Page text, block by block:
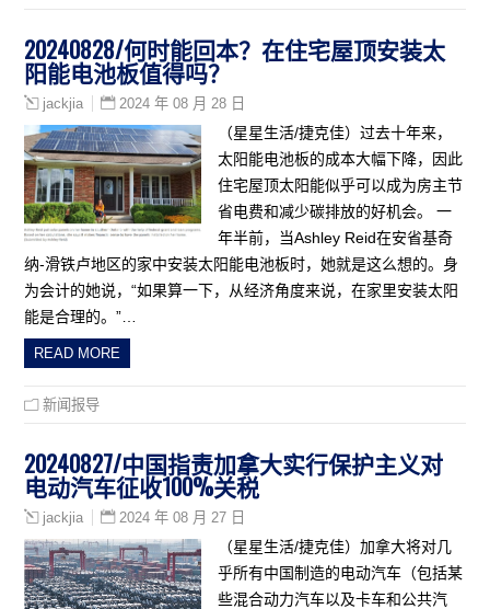
20240828/何时能回本？在住宅屋顶安装太
阳能电池板值得吗？
jackjia 2024 年 08 月 28 日
（星星生活/捷克佳）过去十年来，
太阳能电池板的成本大幅下降，因此
住宅屋顶太阳能似乎可以成为房主节
省电费和减少碳排放的好机会。 一
年半前，当Ashley Reid在安省基奇
纳-滑铁卢地区的家中安装太阳能电池板时，她就是这么想的。身
为会计的她说，“如果算一下，从经济角度来说，在家里安装太阳
能是合理的。”…
READ MORE
新闻报导
20240827/中国指责加拿大实行保护主义对
电动汽车征收100%关税
jackjia 2024 年 08 月 27 日
（星星生活/捷克佳）加拿大将对几
乎所有中国制造的电动汽车（包括某
些混合动力汽车以及卡车和公共汽